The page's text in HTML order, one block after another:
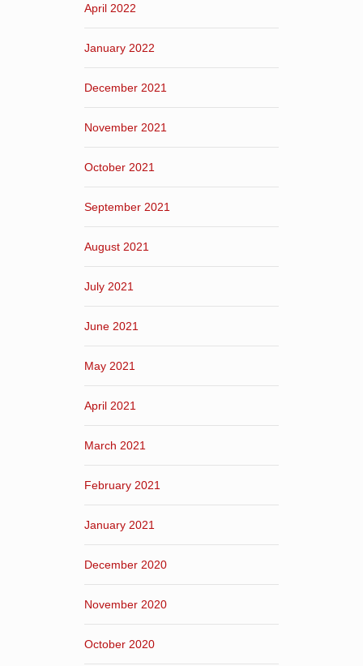
April 2022
January 2022
December 2021
November 2021
October 2021
September 2021
August 2021
July 2021
June 2021
May 2021
April 2021
March 2021
February 2021
January 2021
December 2020
November 2020
October 2020